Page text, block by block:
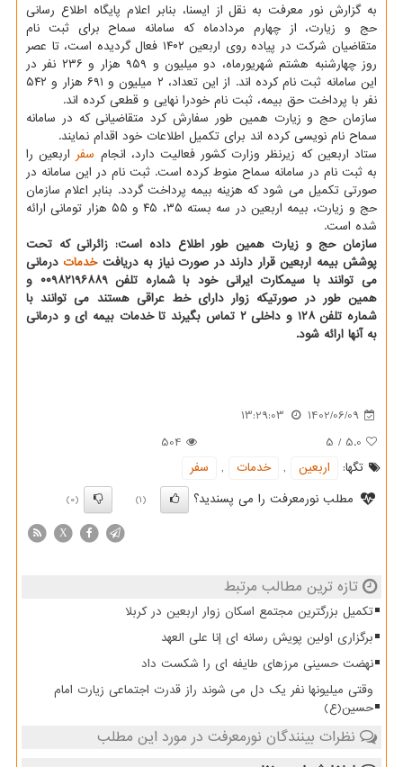
به گزارش نور معرفت به نقل از ایسنا، بنابر اعلام پایگاه اطلاع رسانی
حج و زیارت، از چهارم مردادماه که سامانه سماح برای ثبت نام
متقاضیان شرکت در پیاده روی اربعین ۱۴۰۲ فعال گردیده است، تا عصر
روز چهارشنبه هشتم شهریورماه، دو میلیون و ۹۵۹ هزار و ۲۳۶ نفر در
این سامانه ثبت نام کرده اند. از این تعداد، ۲ میلیون و ۶۹۱ هزار و ۵۴۲
نفر با پرداخت حق بیمه، ثبت نام خودرا نهایی و قطعی کرده اند.
سازمان حج و زیارت همین طور سفارش کرد متقاضیانی که در سامانه
سماح نام نویسی کرده اند برای تکمیل اطلاعات خود اقدام نمایند.
ستاد اربعین که زیرنظر وزارت کشور فعالیت دارد، انجام سفر اربعین را
به ثبت نام در سامانه سماح منوط کرده است. ثبت نام در این سامانه در
صورتی تکمیل می شود که هزینه بیمه پرداخت گردد. بنابر اعلام سازمان
حج و زیارت، بیمه اربعین در سه بسته ۳۵، ۴۵ و ۵۵ هزار تومانی ارائه
شده است.
سازمان حج و زیارت همین طور اطلاع داده است: زائرانی که تحت
پوشش بیمه اربعین قرار دارند در صورت نیاز به دریافتخدمات درمانی
می توانند با سیمکارت ایرانی خود با شماره تلفن ۰۰۹۸۲۱۹۶۸۸۹ و
همین طور در صورتیکه زوار دارای خط عراقی هستند می توانند با
شماره تلفن ۱۲۸ و داخلی ۲ تماس بگیرند تا خدمات بیمه ای و درمانی
به آنها ارائه شود.
1402/06/09
13:29:03
5.0
/
5
504
تگها:
اربعین , خدمات ,
سفر
مطلب نورمعرفت را می پسندید؟
(1)
(0)
X
تازه ترین مطالب مرتبط
تکمیل بزرگترین مجتمع اسکان زوار اربعین در کربلا
برگزاری اولین پویش رسانه ای إنا علی العهد
نهضت حسینی مرزهای طایفه ای را شکست داد
وقتی میلیونها نفر یک دل می شوند راز قدرت اجتماعی زیارت امام
حسین(ع)
نظرات بینندگان نورمعرفت در مورد این مطلب